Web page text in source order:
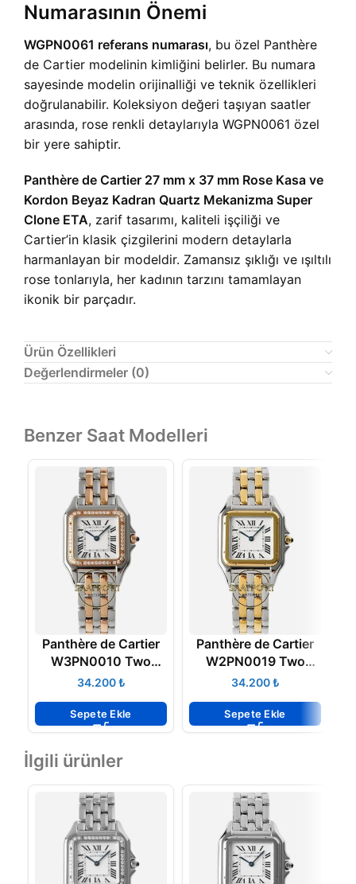
Numarasının Önemi
WGPN0061 referans numarası, bu özel Panthère
de Cartier modelinin kimliğini belirler. Bu numara
sayesinde modelin orijinalliği ve teknik özellikleri
doğrulanabilir. Koleksiyon değeri taşıyan saatler
arasında, rose renkli detaylarıyla WGPN0061 özel
bir yere sahiptir.
Panthère de Cartier 27 mm x 37 mm Rose Kasa ve
Kordon Beyaz Kadran Quartz Mekanizma Super
Clone ETA, zarif tasarımı, kaliteli işçiliği ve
Cartier’in klasik çizgilerini modern detaylarla
harmanlayan bir modeldir. Zamansız şıklığı ve ışıltılı
rose tonlarıyla, her kadının tarzını tamamlayan
ikonik bir parçadır.
Ürün Özellikleri
Değerlendirmeler (0)
Benzer Saat Modelleri
Panthère de Cartier
W3PN0010 Two
Tone Rose 27 mm x
Clone ETA
₺
Sepete Ekle
Panthère de Cartier
W2PN0019 Two
Tone 27 mm x 37 mm
ETA
₺
Sepete Ekle
İlgili ürünler